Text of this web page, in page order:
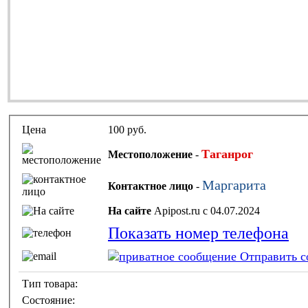
Цена 100 руб.
Местоположение - Таганрог
Контактное лицо - Маргарита
На сайте Apipost.ru с 04.07.2024
Показать номер телефона
Отправить
Тип товара:
Состояние: